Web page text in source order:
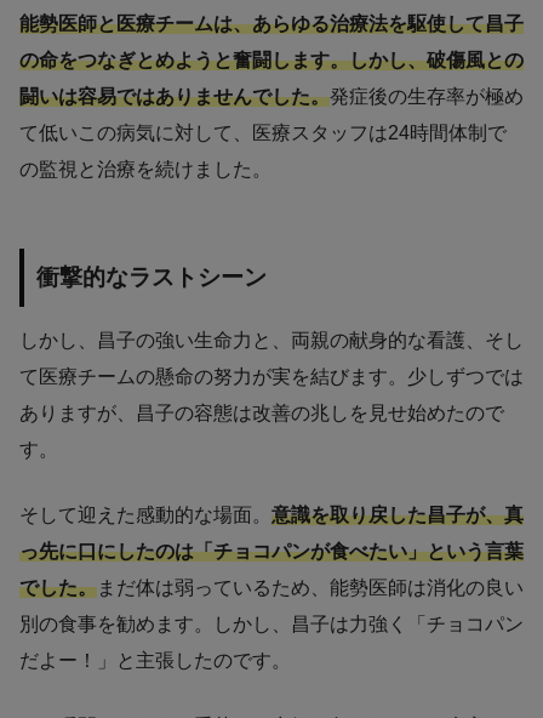
能勢医師と医療チームは、あらゆる治療法を駆使して昌子
の命をつなぎとめようと奮闘します。しかし、破傷風との
闘いは容易ではありませんでした。発症後の生存率が極め
て低いこの病気に対して、医療スタッフは24時間体制で
の監視と治療を続けました。
衝撃的なラストシーン
しかし、昌子の強い生命力と、両親の献身的な看護、そし
て医療チームの懸命の努力が実を結びます。少しずつでは
ありますが、昌子の容態は改善の兆しを見せ始めたので
す。
そして迎えた感動的な場面。 意識を取り戻した昌子が、真
っ先に口にしたのは「チョコパンが食べたい」という言葉
でした。まだ体は弱っているため、能勢医師は消化の良い
別の食事を勧めます。しかし、昌子は力強く「チョコパン
だよー！」と主張したのです。